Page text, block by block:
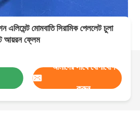
এলিমেন্ট মোমবাতি সিরামিক পেললেট চুলা
আয়রন ফ্লেম
আমাদের সাথে যোগাযোগ
করুন